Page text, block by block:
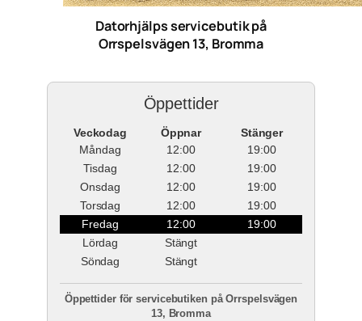
Datorhjälps servicebutik på
Orrspelsvägen 13, Bromma
Öppettider
Veckodag Öppnar
Stänger
Måndag
12:00
19:00
Tisdag
12:00
19:00
Onsdag
12:00
19:00
Torsdag
12:00
19:00
Fredag
12:00
19:00
Lördag
Stängt
Söndag
Stängt
Öppettider för servicebutiken på Orrspelsvägen
13, Bromma